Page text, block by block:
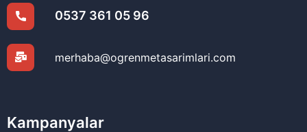
0537 361 05 96
merhaba@ogrenmetasarimlari.com
Kampanyalar